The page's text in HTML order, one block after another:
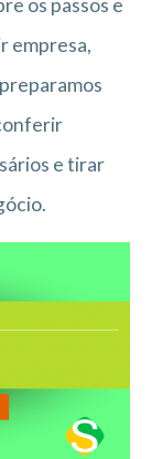
os passos e
empresa,
e tirar